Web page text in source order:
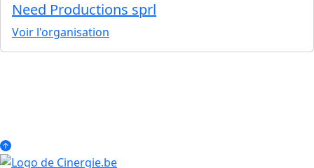
Need Productions sprl
Voir l'organisation